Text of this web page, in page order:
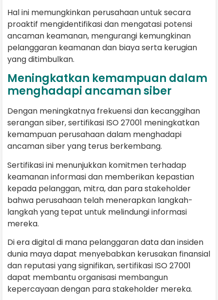
Hal ini memungkinkan perusahaan untuk secara
proaktif mengidentifikasi dan mengatasi potensi
ancaman keamanan, mengurangi kemungkinan
pelanggaran keamanan dan biaya serta kerugian
yang ditimbulkan.
Meningkatkan kemampuan dalam
menghadapi ancaman siber
Dengan meningkatnya frekuensi dan kecanggihan
serangan siber, sertifikasi ISO 27001 meningkatkan
kemampuan perusahaan dalam menghadapi
ancaman siber yang terus berkembang.
Sertifikasi ini menunjukkan komitmen terhadap
keamanan informasi dan memberikan kepastian
kepada pelanggan, mitra, dan para stakeholder
bahwa perusahaan telah menerapkan langkah-
langkah yang tepat untuk melindungi informasi
mereka.
Di era digital di mana pelanggaran data dan insiden
dunia maya dapat menyebabkan kerusakan finansial
dan reputasi yang signifikan, sertifikasi ISO 27001
dapat membantu organisasi membangun
kepercayaan dengan para stakeholder mereka.